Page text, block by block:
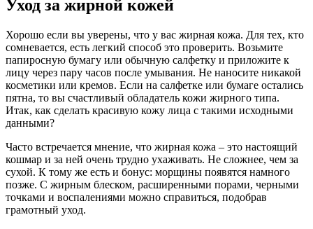
Уход за жирной кожей
Хорошо если вы уверены, что у вас жирная кожа. Для тех, кто
сомневается, есть легкий способ это проверить. Возьмите
папиросную бумагу или обычную салфетку и приложите к
лицу через пару часов после умывания. Не наносите никакой
косметики или кремов. Если на салфетке или бумаге остались
пятна, то вы счастливый обладатель кожи жирного типа.
Итак, как сделать красивую кожу лица с такими исходными
данными?
Часто встречается мнение, что жирная кожа – это настоящий
кошмар и за ней очень трудно ухаживать. Не сложнее, чем за
сухой. К тому же есть и бонус: морщины появятся намного
позже. С жирным блеском, расширенными порами, черными
точками и воспалениями можно справиться, подобрав
грамотный уход.